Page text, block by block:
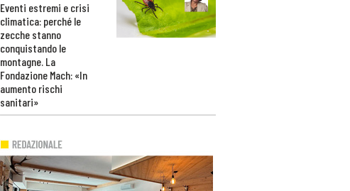
Eventi estremi e crisi
climatica: perché le
zecche stanno
conquistando le
montagne. La
Fondazione Mach: «In
aumento rischi
sanitari»